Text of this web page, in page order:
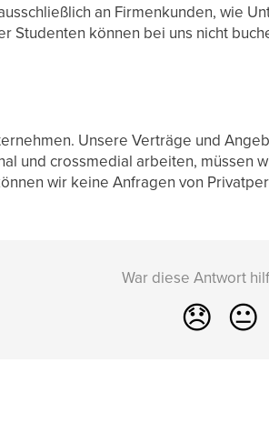
an Firmenkunden, wie
Studenten können bei uns nicht
Unsere Verträge und
und crossmedial arbeiten, müssen
wir keine Anfragen von
War diese Antwort
😞 😐